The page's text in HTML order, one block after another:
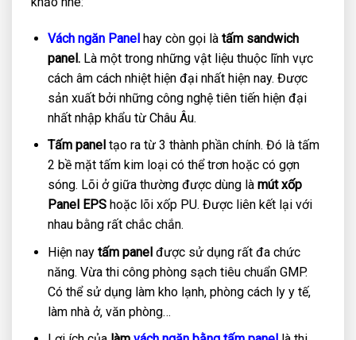
Vách ngăn Panel hay còn gọi làtấm sandwich
panel. Là một trong những vật liệu thuộc lĩnh vực
cách âm cách nhiệt hiện đại nhất hiện nay. Được
sản xuất bởi những công nghệ tiên tiến hiện đại
nhất nhập khẩu từ Châu Âu.
Tấm panel tạo ra từ 3 thành phần chính. Đó là tấm
2 bề mặt tấm kim loại có thể trơn hoặc có gợn
sóng. Lõi ở giữa thường được dùng là mút xốp
Panel EPShoặc lõi xốp PU. Được liên kết lại với
nhau bằng rất chắc chắn.
Hiện nay tấm panelđược sử dụng rất đa chức
năng. Vừa thi công phòng sạch tiêu chuẩn GMP.
Có thể sử dụng làm kho lạnh, phòng cách ly y tế,
làm nhà ở, văn phòng…